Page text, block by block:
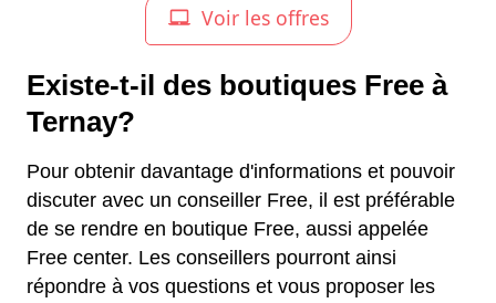
Existe-t-il des boutiques Free à
Ternay?
Pour obtenir davantage d'informations et pouvoir
discuter avec un conseiller Free, il est préférable
de se rendre en boutique Free, aussi appelée
Free center. Les conseillers pourront ainsi
répondre à vos questions et vous proposer les